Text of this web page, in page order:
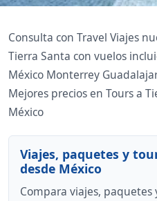
Consulta con Travel Viajes
Tierra Santa con vuelos
México Monterrey
Mejores precios en Tours a
México
Viajes, paquetes y
desde México
Compara viajes, paquetes